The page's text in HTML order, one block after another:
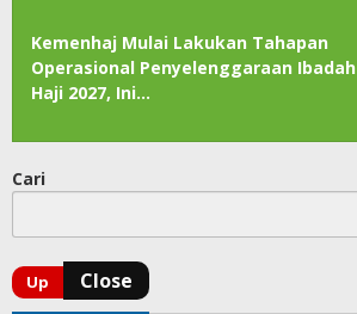
Kemenhaj Mulai Lakukan Tahapan
Operasional Penyelenggaraan Ibadah
Haji 2027, Ini…
Cari